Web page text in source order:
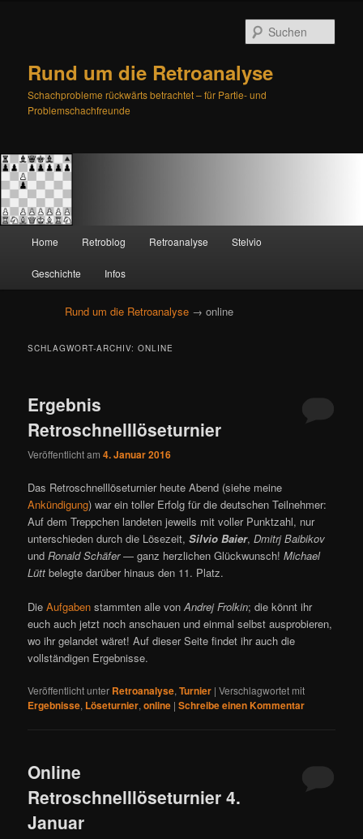
Rund um die Retroanalyse
Schachprobleme rückwärts betrachtet – für Partie- und
Problemschachfreunde
Zum
primären
Inhalt
springen
Zum
sekundären
Inhalt
springen
Home Retroblog Retroanalyse Stelvio
Geschichte Infos
Rund um die Retroanalyse → online
SCHLAGWORT-ARCHIV:ONLINE
Ergebnis
Retroschnelllöseturnier
Veröffentlicht am4. Januar 2016
Das Retroschnelllöseturnier heute Abend (siehe meine
Ankündigung) war ein toller Erfolg für die deutschen Teilnehmer:
Auf dem Treppchen landeten jeweils mit voller Punktzahl, nur
unterschieden durch die Lösezeit,Silvio Baier,Dmitrj Baibikov
undRonald Schäfer— ganz herzlichen Glückwunsch!Michael
Lütt belegte darüber hinaus den 11. Platz.
DieAufgaben stammten alle vonAndrej Frolkin; die könnt ihr
euch auch jetzt noch anschauen und einmal selbst ausprobieren,
wo ihr gelandet wäret! Auf dieser Seite findet ihr auch die
vollständigen Ergebnisse.
Veröffentlicht unter Retroanalyse,Turnier |Verschlagwortet mit
Ergebnisse, Löseturnier,online |Schreibe einen Kommentar
Online
Retroschnelllöseturnier 4.
Januar